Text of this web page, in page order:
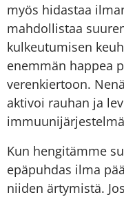
myös hidastaa
mahdollistaa
kulkeutumisen
enemmän happea
verenkiertoon.
aktivoi rauhan ja
Kun hengitämme
epäpuhdas ilma
niiden ärtymistä.